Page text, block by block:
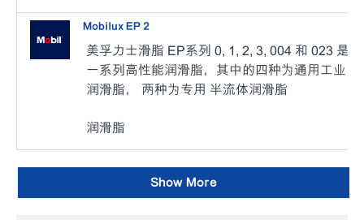
Mobilux EP 2
美孚力士滑脂 EP系列 0, 1, 2, 3, 004 和 023 是
一系列高性能润滑脂，其中的四种为通用工业
润滑脂， 两种为专用 半流体润滑脂
润滑脂
Show More